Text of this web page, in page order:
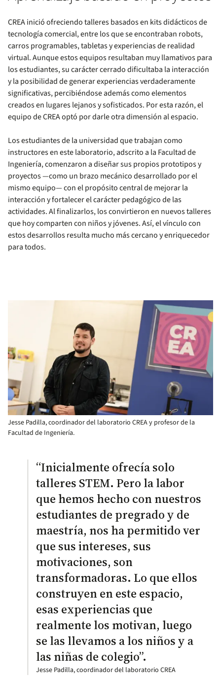
CREA inició ofreciendo talleres basados en kits didácticos de
tecnología comercial, entre los que se encontraban robots,
carros programables, tabletas y experiencias de realidad
virtual. Aunque estos equipos resultaban muy llamativos para
los estudiantes, su carácter cerrado dificultaba la interacción
y la posibilidad de generar experiencias verdaderamente
significativas, percibiéndose además como elementos
creados en lugares lejanos y sofisticados. Por esta razón, el
equipo de CREA optó por darle otra dimensión al espacio.
Los estudiantes de la universidad que trabajan como
instructores en este laboratorio, adscrito a la Facultad de
Ingeniería, comenzaron a diseñar sus propios prototipos y
proyectos —como un brazo mecánico desarrollado por el
mismo equipo— con el propósito central de mejorar la
interacción y fortalecer el carácter pedagógico de las
actividades. Al finalizarlos, los convirtieron en nuevos talleres
que hoy comparten con niños y jóvenes. Así, el vínculo con
estos desarrollos resulta mucho más cercano y enriquecedor
para todos.
Jesse Padilla, coordinador del laboratorio CREA y profesor de la
Facultad de Ingeniería.
“Inicialmente ofrecía solo
talleres STEM. Pero la labor
que hemos hecho con nuestros
estudiantes de pregrado y de
maestría, nos ha permitido ver
que sus intereses, sus
motivaciones, son
transformadoras. Lo que ellos
construyen en este espacio,
esas experiencias que
realmente los motivan, luego
se las llevamos a los niños y a
las niñas de colegio”.
Jesse Padilla, coordinador del laboratorio CREA